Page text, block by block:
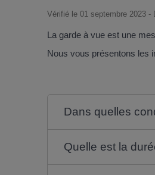
Vérifié le 01 septembre 2023 -
La garde à vue est une
Nous vous présentons les
Dans quelles
Quelle est la